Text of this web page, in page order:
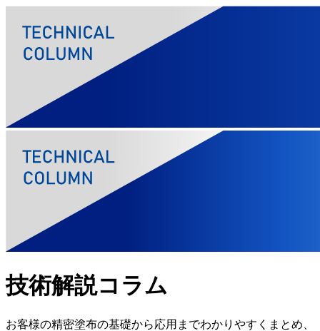
技術解説コラム
お客様の精密塗布の基礎から応用までわかりやすくまとめ、